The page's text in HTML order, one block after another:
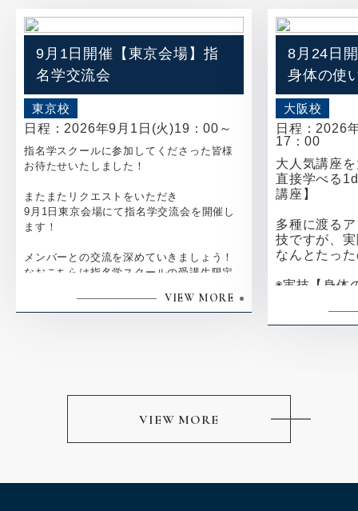
9月1日開催【東京会場】指
名学交流会
東京校
日程： 2026年9月1日(火)19：00～
指名学スクールに参加してくださった皆様
お待たせいたしました！
またまたリクエストをいただき
9月1日東京会場にて指名学交流会を開催し
ます！
メンバーとの交流を深めていきましょう！
なおこちらは指名学スクールの受講生限定
VIEW MORE
8月24日
身体の使
大阪校
日程： 2026
17：00
大人気講座
直接学べる
講座】
多種に渡る
技ですが、
なんとたっ
◉実技【身体
り、
うになりま
す！
VIEW MORE